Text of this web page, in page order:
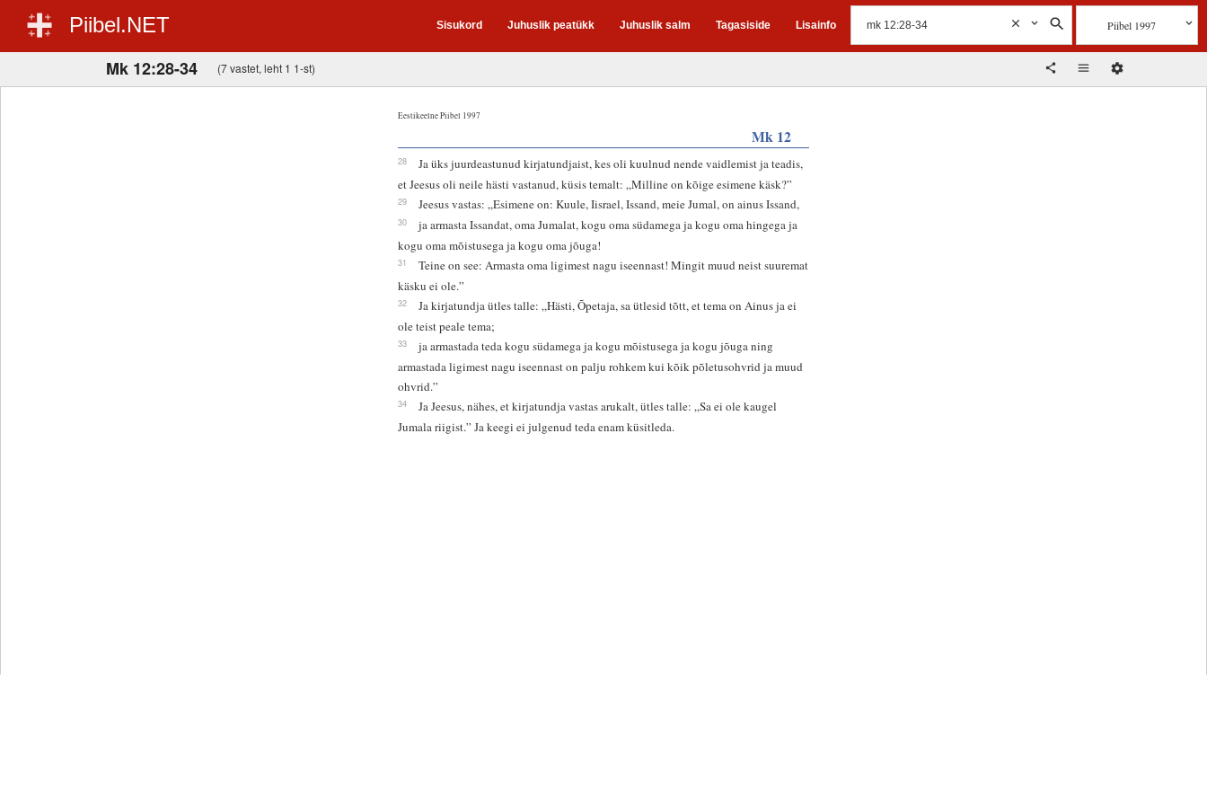
Piibel.NET Sisukord Juhuslik peatükk Juhuslik salm Tagasiside Lisainfo Piibel 1997
Mk 12:28-34 (7 vastet, leht 1 1-st)
Eestikeelne Piibel 1997
Mk 12
28
Ja üks juurdeastunud kirjatundjaist, kes oli kuulnud nende vaidlemist ja teadis,
et Jeesus oli neile hästi vastanud, küsis temalt: „Milline on kõige esimene käsk?”
29 Jeesus vastas: „Esimene on: Kuule, Iisrael, Issand, meie Jumal, on ainus Issand,
30
ja armasta Issandat, oma Jumalat, kogu oma südamega ja kogu oma hingega ja
kogu oma mõistusega ja kogu oma jõuga!
31
Teine on see: Armasta oma ligimest nagu iseennast! Mingit muud neist suuremat
käsku ei ole.”
32
Ja kirjatundja ütles talle: „Hästi, Õpetaja, sa ütlesid tõtt, et tema on Ainus ja ei
ole teist peale tema;
33
ja armastada teda kogu südamega ja kogu mõistusega ja kogu jõuga ning
armastada ligimest nagu iseennast on palju rohkem kui kõik põletusohvrid ja muud
ohvrid.”
34
Ja Jeesus, nähes, et kirjatundja vastas arukalt, ütles talle: „Sa ei ole kaugel
Jumala riigist.” Ja keegi ei julgenud teda enam küsitleda.